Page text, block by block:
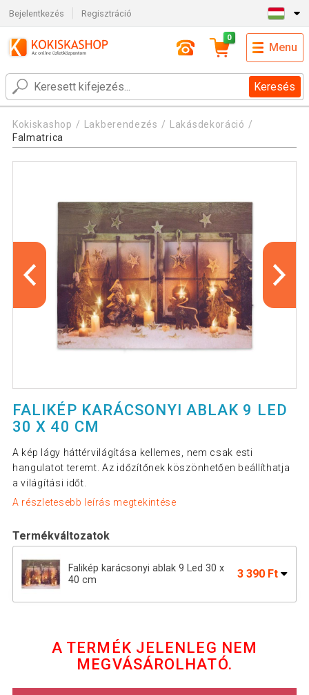
Bejelentkezés Regisztráció
Keresés
0
Menu
Kokiskashop Lakberendezés
Lakásdekoráció
Falmatrica
FALIKÉP KARÁCSONYI ABLAK 9 LED
30 X 40 CM
A kép lágy háttérvilágítása kellemes, nem csak esti
hangulatot teremt. Az időzítőnek köszönhetően beállíthatja
a világítási időt.
A részletesebb leírás megtekintése
Termékváltozatok
Falikép karácsonyi ablak 9 Led 30 x
40 cm
3 390 Ft
NEXOS Falikép bort ábrázoló 2 LED 30 x
A TERMÉK JELENLEG NEM
MEGVÁSÁROLHATÓ.